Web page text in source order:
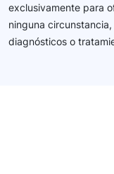
exclusivamente para
ninguna
diagnósticos o